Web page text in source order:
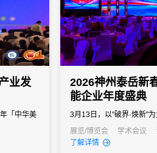
业发
「中华美
浙江台
2026神州泰岳新
能企业年度盛典
3月13日，以"破界·焕新"
家会议中心成功举办。来
2025奋进征程，共启AI时
展览/博览会 学术会议
了解详情